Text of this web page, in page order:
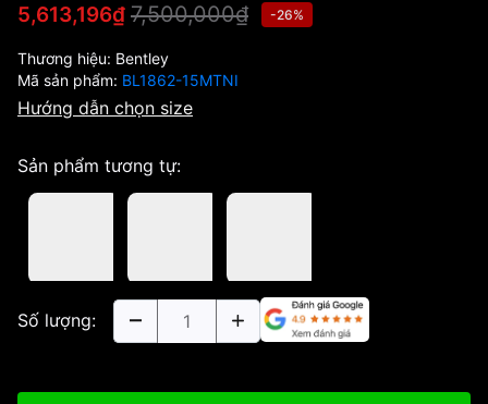
5,613,196₫ 7,500,000₫ -26%
Thương hiệu: Bentley
Mã sản phẩm: BL1862-15MTNI
Hướng dẫn chọn size
Sản phẩm tương tự:
Số lượng: